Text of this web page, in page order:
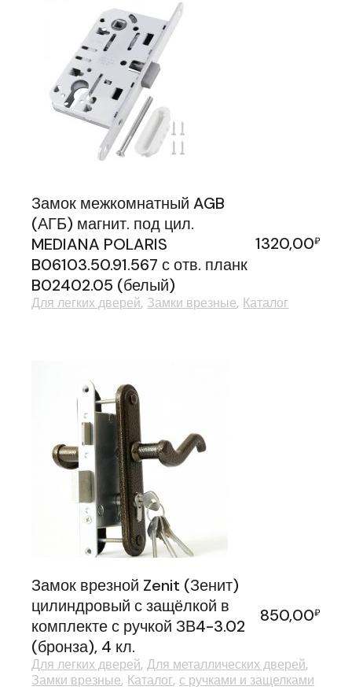
Замок межкомнатный AGB
(АГБ) магнит. под цил.
MEDIANA POLARIS
B06103.50.91.567 с отв. планк
B02402.05 (белый)
1320,00₽
Для легких дверей Замки врезные Каталог
Замок врезной Zenit (Зенит)
цилиндровый с защёлкой в
комплекте с ручкой ЗВ4-3.02
(бронза), 4 кл.
850,00₽
Для легких дверей Для металлических дверей
Замки врезные Каталог с ручками и защелками